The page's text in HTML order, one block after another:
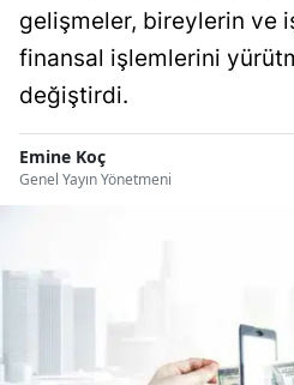
Sivas
Tokat
Uşak
Van
gelişmeler, bireylerin ve
finansal işlemlerini
değiştirdi.
Emine Koç
Genel Yayın Yönetmeni